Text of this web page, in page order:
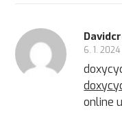
6. 1. 2024
online